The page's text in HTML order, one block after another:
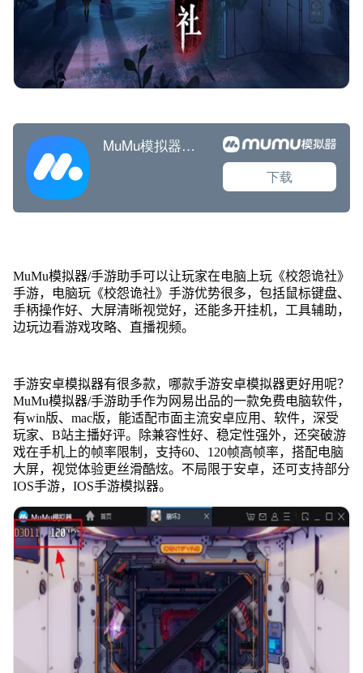
MuMu模拟器/手游助手可以让玩家在电脑上玩《校怨诡社》
手游，电脑玩《校怨诡社》手游优势很多，包括鼠标键盘、
手柄操作好、大屏清晰视觉好，还能多开挂机，工具辅助，
边玩边看游戏攻略、直播视频。
手游安卓模拟器有很多款，哪款手游安卓模拟器更好用呢？
MuMu模拟器/手游助手作为网易出品的一款免费电脑软件，
有win版、mac版，能适配市面主流安卓应用、软件，深受
玩家、B站主播好评。除兼容性好、稳定性强外，还突破游
戏在手机上的帧率限制，支持60、120帧高帧率，搭配电脑
大屏，视觉体验更丝滑酷炫。不局限于安卓，还可支持部分
IOS手游，IOS手游模拟器。